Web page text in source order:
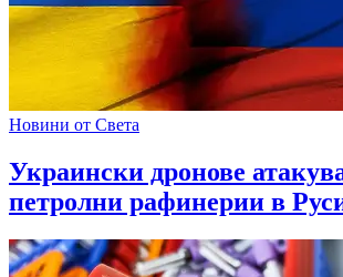
Новини от Света
Украински дронове
петролни рафинерии в